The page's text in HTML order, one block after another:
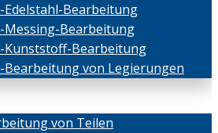
Edelstahl-Bearbeitung
Messing-Bearbeitung
Kunststoff-Bearbeitung
Bearbeitung von Legierungen
von Teilen